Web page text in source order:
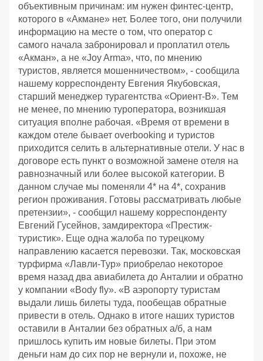
объективным причинам: им нужен финтес-центр,
которого в «Акмане» нет. Более того, они получили
информацию на месте о том, что оператор с
самого начала забронировал и проплатил отель
«Акман», а не «Joy Arma», что, по мнению
туристов, является мошенничеством», - сообщила
нашему корреспонденту Евгения Якубовская,
старший менеджер турагентства «Ориент-В». Тем
не менее, по мнению туроператора, возникшая
ситуация вполне рабочая. «Время от времени в
каждом отеле бывает overbooking и туристов
приходится селить в альтернативные отели. У нас в
договоре есть пункт о возможной замене отеля на
равнозначный или более высокой категории. В
данном случае мы поменяли 4* на 4*, сохранив
регион проживания. Готовы рассматривать любые
претензии», - сообщил нашему корреспонденту
Евгений Гусейнов, замдиректора «Престиж-
туристик». Еще одна жалоба по турецкому
направлению касается перевозки. Так, московская
турфирма «Лавли-Тур» приобрелао некоторое
время назад два авиабилета до Анталии и обратно
у компании «Body fly». «В аэропорту туристам
выдали лишь билеты туда, пообещав обратные
привести в отель. Однако в итоге наших туристов
оставили в Анталии без обратных а/б, а нам
пришлось купить им новые билеты. При этом
деньги нам до сих пор не вернули и, похоже, не